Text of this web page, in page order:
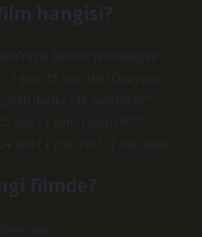
hangisi?
TarihiUykusuzluğun
gün, 15 saat)1987Dünyanın
dakika (48 saat)1968****
saat / 1 gün, 1 saat)196724
saat / 1 gün)199321 satır daha
filmde?